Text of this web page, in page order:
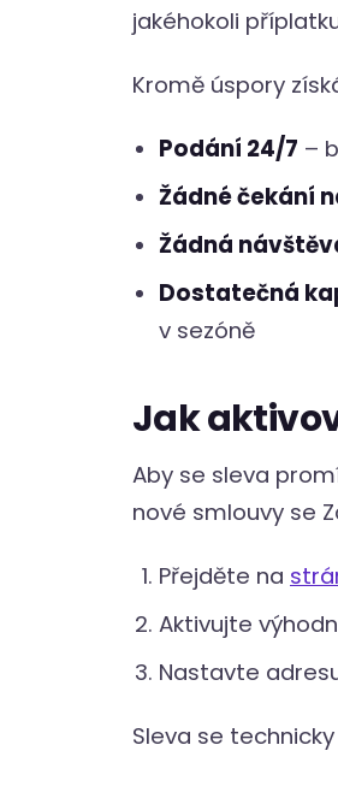
jakéhokoli
Kromě úspory
Podání 24/7 –
Žádné čekání
Žádná
Dostatečná
v sezóně
Jak
Aby se sleva
nové smlouvy se
Přejděte na
Aktivujte
Nastavte
Sleva se